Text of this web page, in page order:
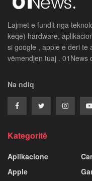
Lajmet e fundit nga
keqe) hardware,
si google , apple e deri te
vëmendjen tuaj . 01News
Na ndiq
Kategoritë
Aplikacione
Apple